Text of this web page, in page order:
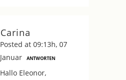
Carina
Posted at 09:13h, 07
Januar
ANTWORTEN
Hallo Eleonor,